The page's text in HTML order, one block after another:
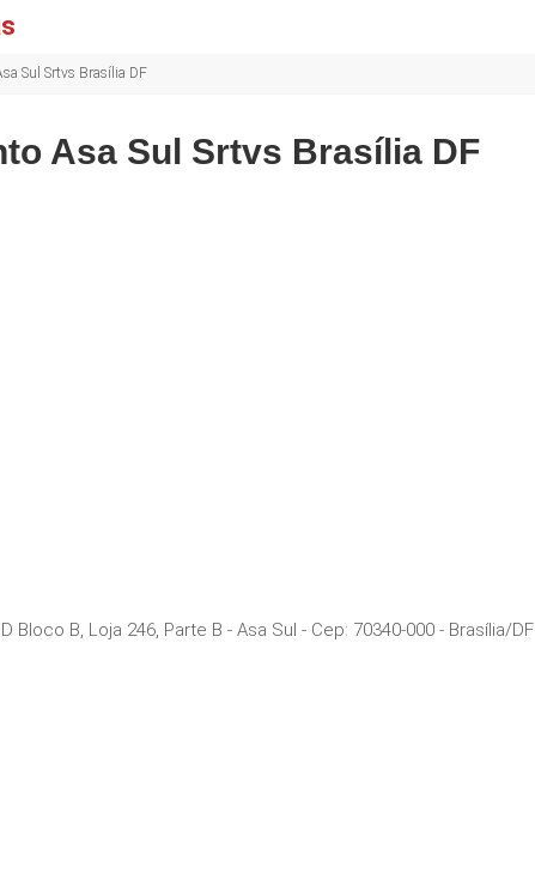
Sul Srtvs Brasília DF
Asa Sul Srtvs Brasília DF
Bloco B, Loja 246, Parte B - Asa Sul - Cep: 70340-000 - Brasília/DF